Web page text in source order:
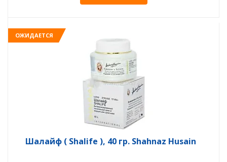
ОЖИДАЕТСЯ
Шалайф ( Shalife ), 40 гр. Shahnaz Husain